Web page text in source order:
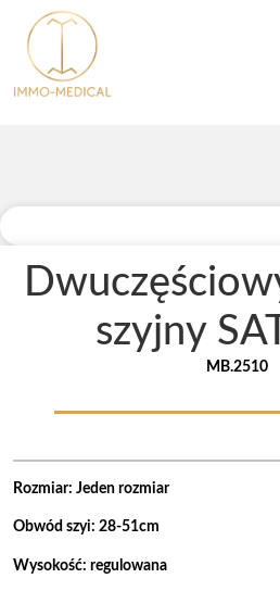
szyjny
MB.2510
Rozmiar: Jeden rozmiar
Obwód szyi: 28-51cm
Wysokość: regulowana